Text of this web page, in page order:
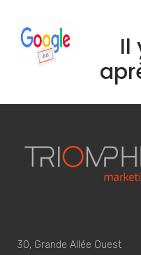
Il
30, Grande Allée Ouest